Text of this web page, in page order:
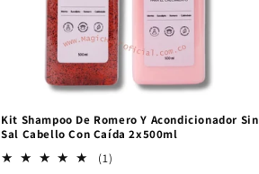
Kit Shampoo De Romero Y Acondicionador Sin
Sal Cabello Con Caída 2x500ml
(1)